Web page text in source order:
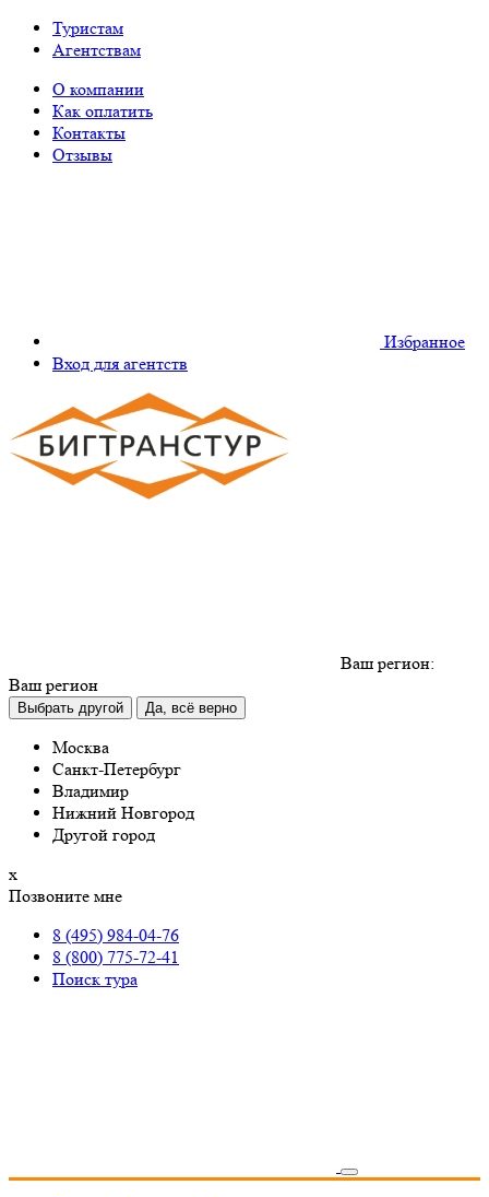
Туристам
Агентствам
О компании
Как оплатить
Контакты
Отзывы
Избранное
Вход для агентств
Ваш регион:
Ваш регион
Выбрать другой Да, всё верно
Москва
Санкт-Петербург
Владимир
Нижний Новгород
Другой город
х
Позвоните мне
8 (495) 984-04-76
8 (800) 775-72-41
Поиск тура